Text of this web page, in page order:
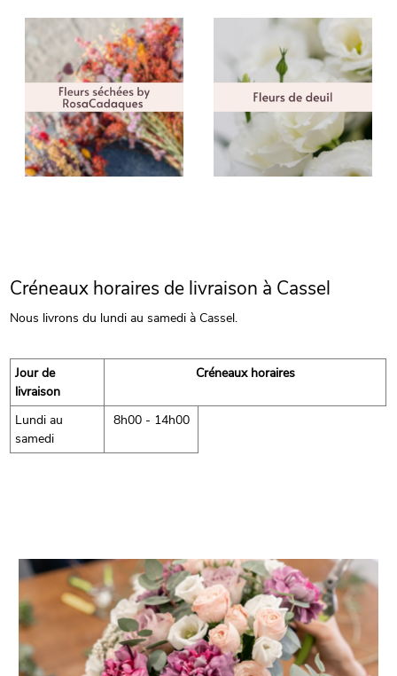
Créneaux horaires de livraison à Cassel
Nous livrons du lundi au samedi à Cassel.
Jour de
livraison
Créneaux horaires
Lundi au
samedi
8h00 - 14h00